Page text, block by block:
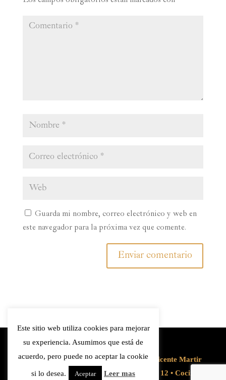
Guarda mi nombre, correo electrónico y web en
este navegador para la próxima vez que comente.
© Restaurante el encuentro 2026 • San Vicente Martir
28, 46002 Valencia • Tel: +34 96 394 36 12 • Cocina
Este sitio web utiliza cookies para mejorar
su experiencia. Asumimos que está de
acuerdo, pero puede no aceptar la cookie
si lo desea. Aceptar Leer mas